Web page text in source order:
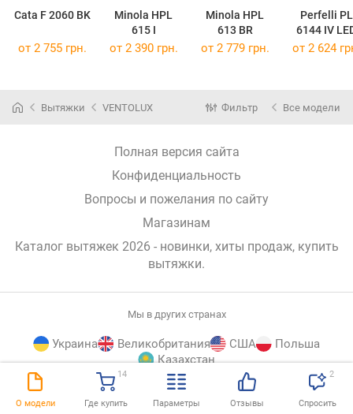
О модели Где купить
14
Параметры Отзывы Спросить
2
Cata F 2060 BK
Minola HPL
615 I
Minola HPL
613 BR
Perfelli PL
6144 IV
от 2 755 грн. от 2 390 грн. от 2 779 грн. от 2 624
Вытяжки VENTOLUX Фильтр Все модели
Полная версия сайта
Конфиденциальность
Вопросы и пожелания по сайту
Магазинам
Каталог вытяжек 2026 - новинки, хиты продаж, купить
вытяжки.
Мы в других странах
Украина Великобритания США
Польша
Казахстан
© E-Katalog, 2026 НАВЕРХ